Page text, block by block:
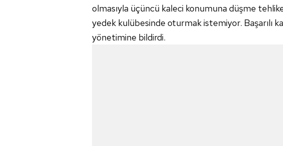
olmasıyla üçüncü kaleci konumuna düşme
yedek kulübesinde oturmak istemiyor. Başarılı
yönetimine bildirdi.